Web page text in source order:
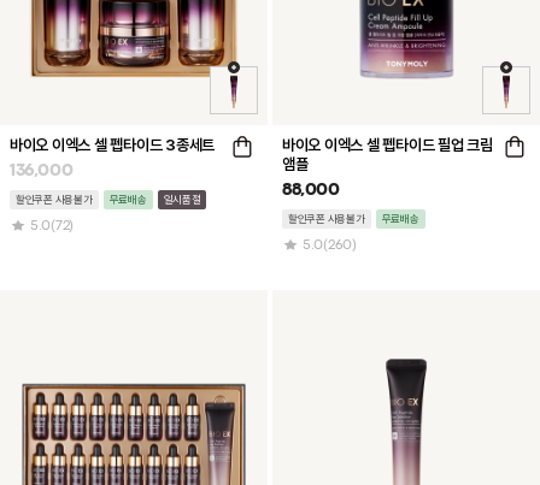
바이오 이엑스 셀 펩타이드 3종세트
136,000
할인쿠폰 사용불가 무료배송 일시품절
5.0 (72)
바이오 이엑스 셀 펩타이드 필업 크림
앰플
88,000
할인쿠폰 사용불가 무료배송
5.0 (260)